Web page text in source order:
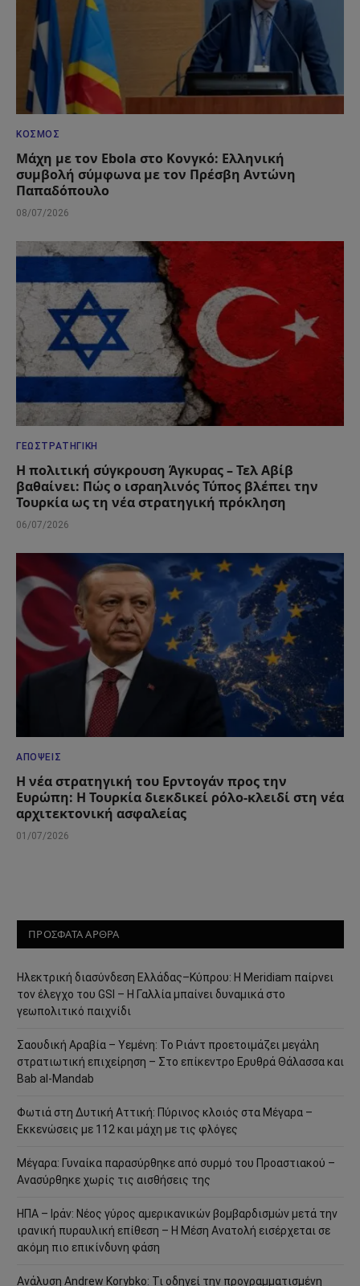
ΚΌΣΜΟΣ
Μάχη με τον Ebola στο Κονγκό: Ελληνική
συμβολή σύμφωνα με τον Πρέσβη Αντώνη
Παπαδόπουλο
08/07/2026
ΓΕΩΣΤΡΑΤΗΓΙΚΉ
Η πολιτική σύγκρουση Άγκυρας – Τελ Αβίβ
βαθαίνει: Πώς ο ισραηλινός Τύπος βλέπει την
Τουρκία ως τη νέα στρατηγική πρόκληση
06/07/2026
ΑΠΌΨΕΙΣ
Η νέα στρατηγική του Ερντογάν προς την
Ευρώπη: Η Τουρκία διεκδικεί ρόλο-κλειδί στη νέα
αρχιτεκτονική ασφαλείας
01/07/2026
ΠΡΟΣΦΑΤΑ ΑΡΘΡΑ
Ηλεκτρική διασύνδεση Ελλάδας–Κύπρου: Η Meridiam παίρνει
τον έλεγχο του GSI – Η Γαλλία μπαίνει δυναμικά στο
γεωπολιτικό παιχνίδι
Σαουδική Αραβία – Υεμένη: Το Ριάντ προετοιμάζει μεγάλη
στρατιωτική επιχείρηση – Στο επίκεντρο Ερυθρά Θάλασσα και
Bab al-Mandab
Φωτιά στη Δυτική Αττική: Πύρινος κλοιός στα Μέγαρα –
Εκκενώσεις με 112 και μάχη με τις φλόγες
Μέγαρα: Γυναίκα παρασύρθηκε από συρμό του Προαστιακού –
Ανασύρθηκε χωρίς τις αισθήσεις της
ΗΠΑ – Ιράν: Νέος γύρος αμερικανικών βομβαρδισμών μετά την
ιρανική πυραυλική επίθεση – Η Μέση Ανατολή εισέρχεται σε
ακόμη πιο επικίνδυνη φάση
Ανάλυση Andrew Korybko: Τι οδηγεί την προγραμματισμένη